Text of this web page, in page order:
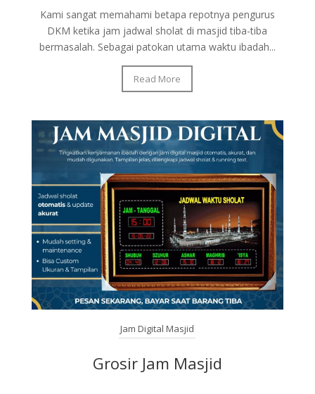
Kami sangat memahami betapa repotnya pengurus
DKM ketika jam jadwal sholat di masjid tiba-tiba
bermasalah. Sebagai patokan utama waktu ibadah...
Read More
Jam Digital Masjid
Grosir Jam Masjid